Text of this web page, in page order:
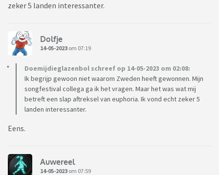
zeker 5 landen interessanter.
Dolfje
14-05-2023 om 07:19
Doemijdieglazenbol schreef op 14-05-2023 om 02:08:
Ik begrijp gewoon niet waarom Zweden heeft gewonnen. Mijn
songfestival collega ga ik het vragen. Maar het was wat mij
betreft een slap aftreksel van euphoria. Ik vond echt zeker 5
landen interessanter.
Eens.
Auwereel
14-05-2023 om 07:59